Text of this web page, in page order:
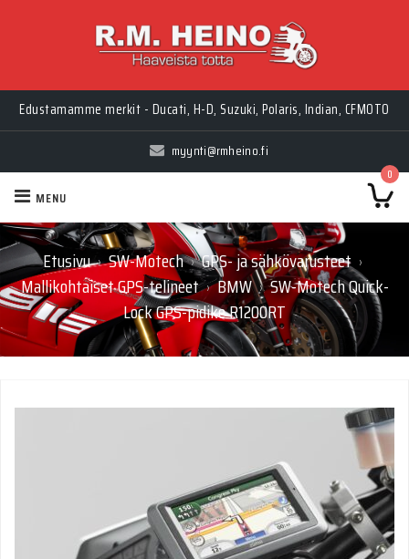
Edustamamme merkit - Ducati, H-D, Suzuki, Polaris, Indian, CFMOTO
myynti@rmheino.fi
0
MENU
Etusivu › SW-Motech › GPS- ja sähkövarusteet ›
Mallikohtaiset GPS-telineet › BMW › SW-Motech Quick-
Lock GPS-pidike R1200RT